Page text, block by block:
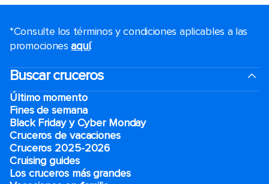
*Consulte los términos y condiciones aplicables a las
promocionesaquí.
Buscar cruceros
Último momento
Fines de semana
Black Friday y Cyber Monday
Cruceros de vacaciones
Cruceros 2025-2026
Cruising guides
Los cruceros más grandes